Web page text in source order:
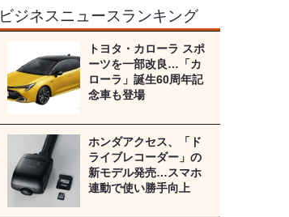
ビジネスニュースランキング
トヨタ・カローラ スポ
ーツを一部改良…「カ
ローラ」誕生60周年記
念車も登場
ホンダアクセス、「ド
ライブレコーダー」の
新モデル発売…スマホ
連動で使い勝手向上